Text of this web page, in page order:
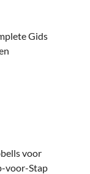
Gids
voor
voor-Stap